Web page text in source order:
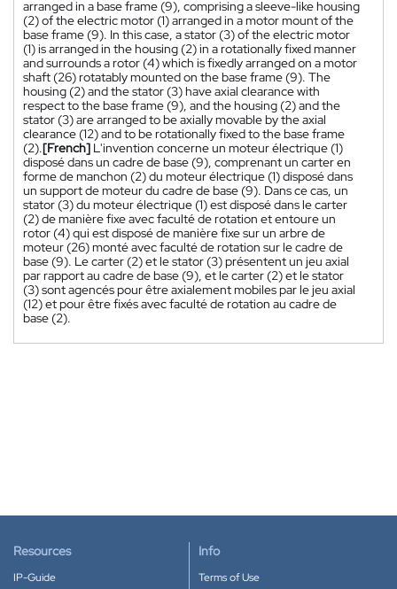
arranged in a base frame (9), comprising a sleeve-like housing
(2) of the electric motor (1) arranged in a motor mount of the
base frame (9). In this case, a stator (3) of the electric motor
(1) is arranged in the housing (2) in a rotationally fixed manner
and surrounds a rotor (4) which is fixedly arranged on a motor
shaft (26) rotatably mounted on the base frame (9). The
housing (2) and the stator (3) have axial clearance with
respect to the base frame (9), and the housing (2) and the
stator (3) are arranged to be axially movable by the axial
clearance (12) and to be rotationally fixed to the base frame
(2).[French] L'invention concerne un moteur électrique (1)
disposé dans un cadre de base (9), comprenant un carter en
forme de manchon (2) du moteur électrique (1) disposé dans
un support de moteur du cadre de base (9). Dans ce cas, un
stator (3) du moteur électrique (1) est disposé dans le carter
(2) de manière fixe avec faculté de rotation et entoure un
rotor (4) qui est disposé de manière fixe sur un arbre de
moteur (26) monté avec faculté de rotation sur le cadre de
base (9). Le carter (2) et le stator (3) présentent un jeu axial
par rapport au cadre de base (9), et le carter (2) et le stator
(3) sont agencés pour être axialement mobiles par le jeu axial
(12) et pour être fixés avec faculté de rotation au cadre de
base (2).
Resources
IP-Guide
Info
Terms of Use